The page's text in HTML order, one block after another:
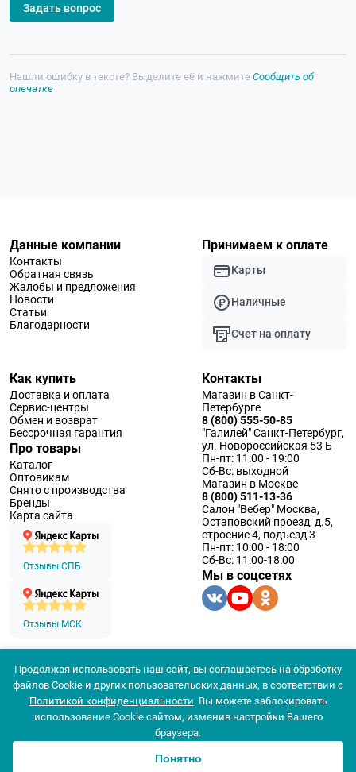
Задать вопрос
Нашли ошибку в тексте? Выделите её и нажмите Сообщить об
опечатке
Данные компании
Контакты
Обратная связь
Жалобы и предложения
Новости
Статьи
Благодарности
Принимаем к оплате
Карты
Наличные
Счет на оплату
Как купить
Доставка и оплата
Сервис-центры
Обмен и возврат
Бессрочная гарантия
Про товары
Каталог
Оптовикам
Снято с производства
Бренды
Карта сайта
Отзывы СПБ
Отзывы МСК
Контакты
Магазин в Санкт-
Петербурге
8 (800) 555-50-85
"Галилей" Санкт-Петербург,
ул. Новороссийская 53 Б
Пн-пт: 11:00 - 19:00
Сб-Вс: выходной
Магазин в Москве
8 (800) 511-13-36
Салон "Вебер" Москва,
Остаповский проезд, д.5,
строение 4, подъезд 3
Пн-пт: 10:00 - 18:00
Сб-Вс: 11:00-18:00
Мы в соцсетях
© 1994 — 2026 ООО «Наблюдательные приборы»
Политика конфеденциальности
Согласие на обработку персональных данных
Согласие использования
Продолжая использовать наш сайт, вы соглашаетесь на обработку
файлов Cookie и других пользовательских данных, в соответствии с
Политикой конфиденциальности. Вы можете заблокировать
использование Cookie сайтом, изменив настройки Вашего
браузера.
Понятно